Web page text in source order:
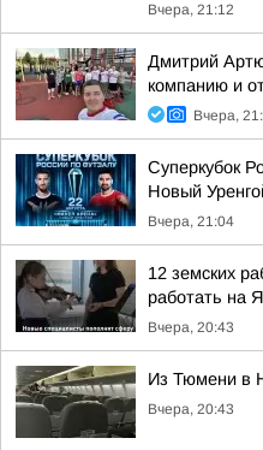
Вчера, 21:12
Дмитрий
компанию и
Вчера,
Суперкубок
Новый
Вчера, 21:04
12 земских
работать на
Вчера, 20:43
Из Тюмени в
Вчера, 20:43